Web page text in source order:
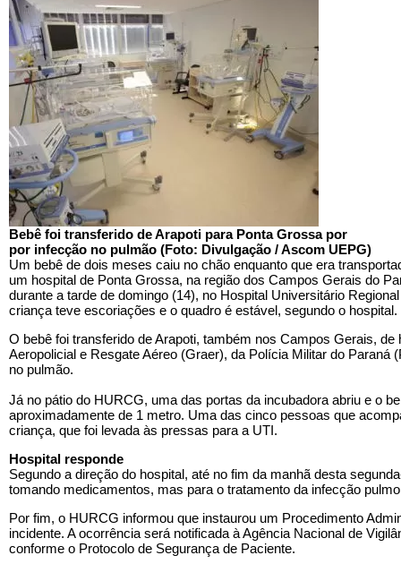
Bebê foi transferido de Arapoti para Ponta Grossa por
por infecção no pulmão (Foto: Divulgação / Ascom UEPG)
Um bebê de dois meses caiu no chão enquanto que era
um hospital de Ponta Grossa, na região dos Campos Gerais do
durante a tarde de domingo (14), no Hospital Universitário
criança teve escoriações e o quadro é estável, segundo o hospital.
O bebê foi transferido de Arapoti, também nos Campos Gerais, de
Aeropolicial e Resgate Aéreo (Graer), da Polícia Militar do Paraná
no pulmão.
Já no pátio do HURCG, uma das portas da incubadora abriu e o
aproximadamente de 1 metro. Uma das cinco pessoas que
criança, que foi levada às pressas para a UTI.
Hospital responde
Segundo a direção do hospital, até no fim da manhã desta
tomando medicamentos, mas para o tratamento da infecção
Por fim, o HURCG informou que instaurou um Procedimento
incidente. A ocorrência será notificada à Agência Nacional de
conforme o Protocolo de Segurança de Paciente.